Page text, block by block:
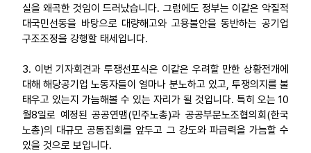
실을 왜곡한 것임이 드러났습니다. 그럼에도 정부는 이같은 악질적
대국민선동을 바탕으로 대량해고와 고용불안을 동반하는 공기업
구조조정을 강행할 태세입니다.
3. 이번 기자회견과 투쟁선포식은 이같은 우려할 만한 상황전개에
대해 해당공기업 노동자들이 얼마나 분노하고 있고, 투쟁의지를 불
태우고 있는지 가늠해볼 수 있는 자리가 될 것입니다. 특히 오는 10
월8일로 예정된 공공연맴(민주노총)과 공공부문노조협의회(한국
노총)의 대규모 공동집회를 앞두고 그 강도와 파급력을 가늠할 수
있을 것으로 보입니다.